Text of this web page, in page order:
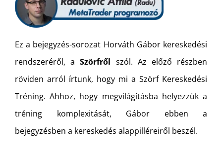
Ez a bejegyzés-sorozat Horváth Gábor kereskedési
rendszeréről, aSzörfről szól. Az előző részben
röviden arról írtunk, hogy mi a Szörf Kereskedési
Tréning. Ahhoz, hogy megvilágításba helyezzük a
tréning komplexitását, Gábor ebben a
bejegyzésben a kereskedés alappilléreiről beszél.